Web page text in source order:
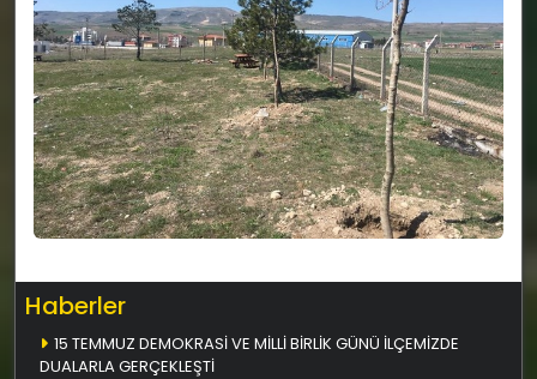
Haberler
15 TEMMUZ DEMOKRASİ VE MİLLİ BİRLİK GÜNÜ İLÇEMİZDE
DUALARLA GERÇEKLEŞTİ